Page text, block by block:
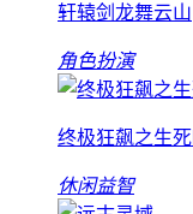
轩辕剑龙舞云山
角色扮演
终极狂飙之生
休闲益智